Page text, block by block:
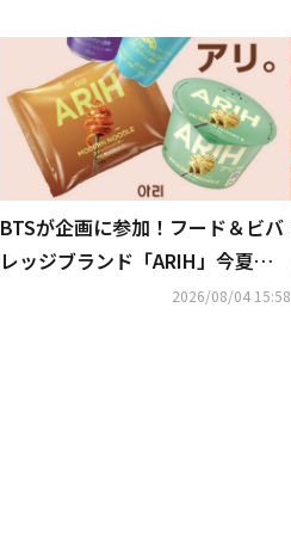
BTSが企画に参加！フード＆ビバ
レッジブランド「ARIH」今夏に
日本初上陸…イベントも開催決定
2026/08/04 15:58